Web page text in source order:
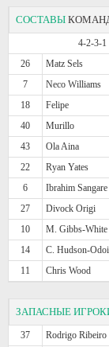
СОСТАВЫ
4-2-3-1
26
Matz Sels
7
Neco Williams
18
Felipe
40
Murillo
43
Ola Aina
22
Ryan Yates
6
Ibrahim Sangare
27
Divock Origi
10
M. Gibbs-White
14
C. Hudson-Odoi
11
Chris Wood
ЗАПАСНЫЕ
37 Rodrigo Ribeiro